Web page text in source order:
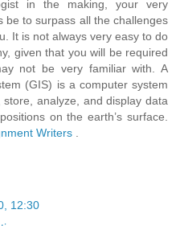
in the making, your very
be to surpass all the challenges
It is not always very easy to do
given that you will be required
not be very familiar with. A
(GIS) is a computer system
analyze, and display data
on the earth’s surface.
Writers
12:30